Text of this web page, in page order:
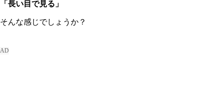
「長い目で見る」
そんな感じでしょうか？